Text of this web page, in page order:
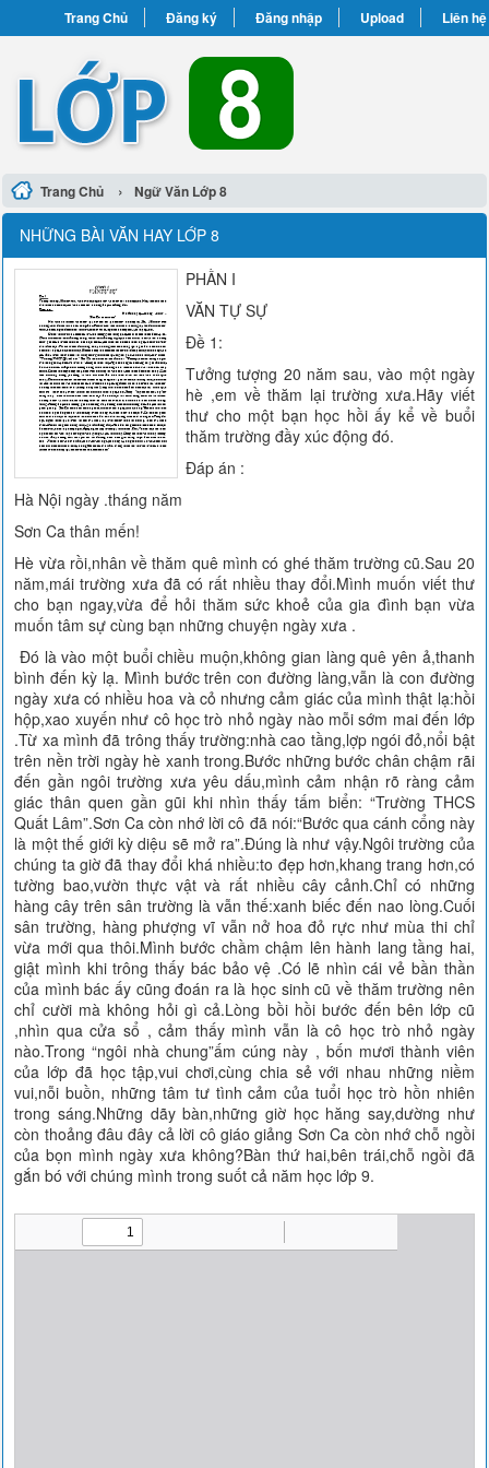
Trang Chủ Đăng ký Đăng nhập Upload Liên hệ
Trang Chủ › Ngữ Văn Lớp 8
NHỮNG BÀI VĂN HAY LỚP 8
PHẦN I
VĂN TỰ SỰ
Đề 1:
Tưởng tượng 20 năm sau, vào một ngày
hè ,em về thăm lại trường xưa.Hãy viết
thư cho một bạn học hồi ấy kể về buổi
thăm trường đầy xúc động đó.
Đáp án :
Hà Nội ngày .tháng năm
Sơn Ca thân mến!
Hè vừa rồi,nhân về thăm quê mình có ghé thăm trường cũ.Sau 20
năm,mái trường xưa đã có rất nhiều thay đổi.Mình muốn viết thư
cho bạn ngay,vừa để hỏi thăm sức khoẻ của gia đình bạn vừa
muốn tâm sự cùng bạn những chuyện ngày xưa .
Đó là vào một buổi chiều muộn,không gian làng quê yên ả,thanh
bình đến kỳ lạ. Mình bước trên con đường làng,vẫn là con đường
ngày xưa có nhiều hoa và cỏ nhưng cảm giác của mình thật lạ:hồi
hộp,xao xuyến như cô học trò nhỏ ngày nào mỗi sớm mai đến lớp
.Từ xa mình đã trông thấy trường:nhà cao tầng,lợp ngói đỏ,nổi bật
trên nền trời ngày hè xanh trong.Bước những bước chân chậm rãi
đến gần ngôi trường xưa yêu dấu,mình cảm nhận rõ ràng cảm
giác thân quen gần gũi khi nhìn thấy tấm biển: “Trường THCS
Quất Lâm”.Sơn Ca còn nhớ lời cô đã nói:“Bước qua cánh cổng này
là một thế giới kỳ diệu sẽ mở ra”.Đúng là như vậy.Ngôi trường của
chúng ta giờ đã thay đổi khá nhiều:to đẹp hơn,khang trang hơn,có
tường bao,vườn thực vật và rất nhiều cây cảnh.Chỉ có những
hàng cây trên sân trường là vẫn thế:xanh biếc đến nao lòng.Cuối
sân trường, hàng phượng vĩ vẫn nở hoa đỏ rực như mùa thi chỉ
vừa mới qua thôi.Mình bước chầm chậm lên hành lang tầng hai,
giật mình khi trông thấy bác bảo vệ .Có lẽ nhìn cái vẻ bần thần
của mình bác ấy cũng đoán ra là học sinh cũ về thăm trường nên
chỉ cười mà không hỏi gì cả.Lòng bồi hồi bước đến bên lớp cũ
,nhìn qua cửa sổ , cảm thấy mình vẫn là cô học trò nhỏ ngày
nào.Trong “ngôi nhà chung”ấm cúng này , bốn mươi thành viên
của lớp đã học tập,vui chơi,cùng chia sẻ với nhau những niềm
vui,nỗi buồn, những tâm tư tình cảm của tuổi học trò hồn nhiên
trong sáng.Những dãy bàn,những giờ học hăng say,dường như
còn thoảng đâu đây cả lời cô giáo giảng Sơn Ca còn nhớ chỗ ngồi
của bọn mình ngày xưa không?Bàn thứ hai,bên trái,chỗ ngồi đã
gắn bó với chúng mình trong suốt cả năm học lớp 9.